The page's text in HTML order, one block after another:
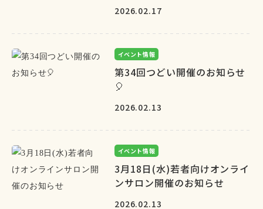
2026.02.17
イベント情報
第34回つどい開催のお知らせ
🎈
2026.02.13
イベント情報
3月18日(水)若者向けオンライ
ンサロン開催のお知らせ
2026.02.13